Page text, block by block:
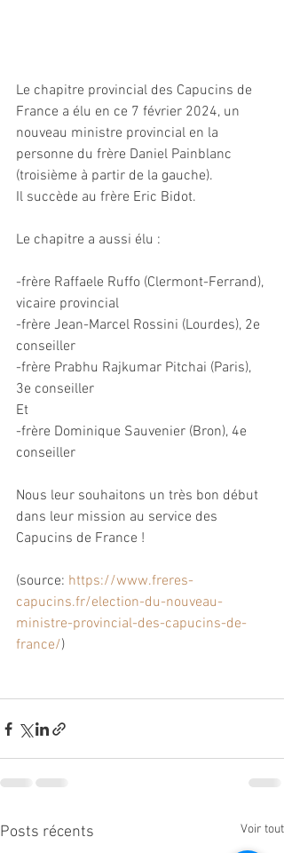
Le chapitre provincial des Capucins de
France a élu en ce 7 février 2024, un
nouveau ministre provincial en la
personne du frère Daniel Painblanc
(troisième à partir de la gauche).
Il succède au frère Eric Bidot.
Le chapitre a aussi élu :
-frère Raffaele Ruffo (Clermont-Ferrand),
vicaire provincial
-frère Jean-Marcel Rossini (Lourdes), 2e
conseiller
-frère Prabhu Rajkumar Pitchai (Paris),
3e conseiller
Et
-frère Dominique Sauvenier (Bron), 4e
conseiller
Nous leur souhaitons un très bon début
dans leur mission au service des
Capucins de France !
(source: https://www.freres-
capucins.fr/election-du-nouveau-
ministre-provincial-des-capucins-de-
france/)
Posts récents Voir tout